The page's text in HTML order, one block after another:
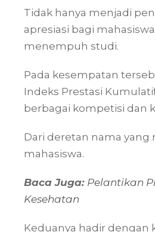
Tidak hanya menjadi
apresiasi bagi
menempuh studi.
Pada kesempatan
Indeks Prestasi
berbagai kompetisi dan
Dari deretan nama yang
mahasiswa.
Baca Juga: Pelantikan
Kesehatan
Keduanya hadir dengan